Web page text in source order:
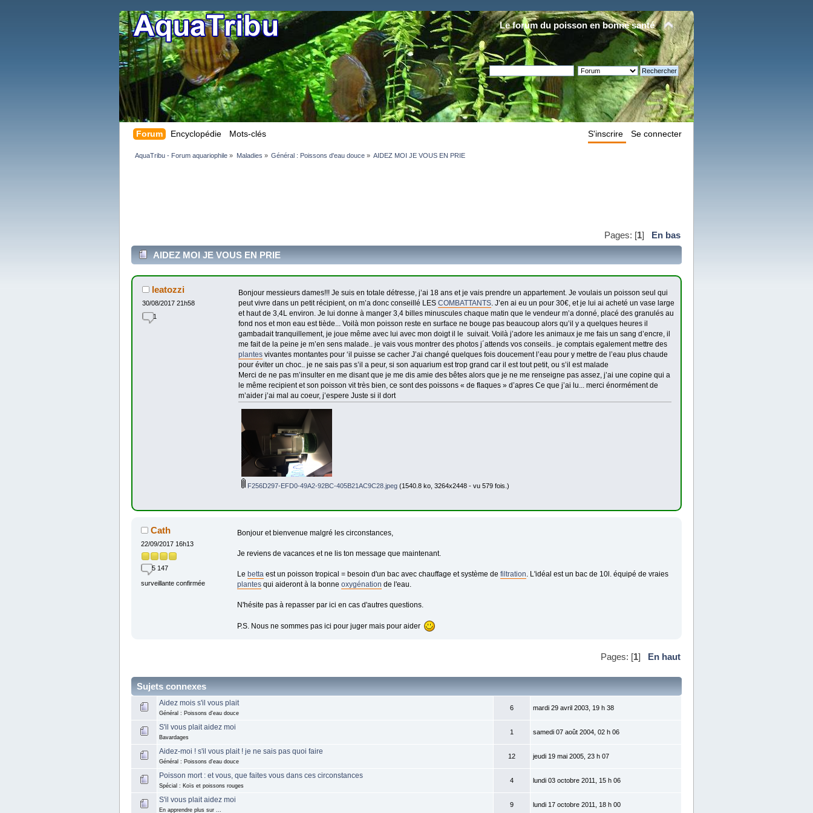
Le forum du poisson en bonne santé
Forum Encyclopédie Mots-clés Se connecter
S'inscrire
AquaTribu - Forum aquariophile » Maladies » Général : Poissons d'eau douce» AIDEZ MOI JE VOUS EN PRIE
Pages: [1] En bas
AIDEZ MOI JE VOUS EN PRIE
leatozzi
30/08/2017 21h58
1
Bonjour messieurs dames!!! Je suis en totale détresse, j’ai 18 ans et je vais prendre un appartement. Je voulais un poisson seul qui
peut vivre dans un petit récipient, on m’a donc conseillé LES COMBATTANTS. J’en ai eu un pour 30€, et je lui ai acheté un vase large
et haut de 3,4L environ. Je lui donne à manger 3,4 billes minuscules chaque matin que le vendeur m’a donné, placé des granulés au
fond nos et mon eau est tiède... Voilà mon poisson reste en surface ne bouge pas beaucoup alors qu’il y a quelques heures il
gambadait tranquillement, je joue même avec lui avec mon doigt il le suivait. Voilà j’adore les animaux je me fais un sang d’encre, il
me fait de la peine je m’en sens malade.. je vais vous montrer des photos j´attends vos conseils.. je comptais egalement mettre des
plantesvivantes montantes pour ‘il puisse se cacher J’ai changé quelques fois doucement l’eau pour y mettre de l’eau plus chaude
pour éviter un choc.. je ne sais pas s’il a peur, si son aquarium est trop grand car il est tout petit, ou s’il est malade
Merci de ne pas m’insulter en me disant que je me dis amie des bêtes alors que je ne me renseigne pas assez, j’ai une copine qui a
le même recipient et son poisson vit très bien, ce sont des poissons « de flaques » d’apres Ce que j’ai lu... merci énormément de
m’aider j’ai mal au coeur, j’espere Juste si il dort
F256D297-EFD0-49A2-92BC-405B21AC9C28.jpeg (1540.8 ko, 3264x2448 - vu 579 fois.)
Cath
22/09/2017 16h13
5 147
surveillante confirmée
Bonjour et bienvenue malgré les circonstances,
Je reviens de vacances et ne lis ton message que maintenant.
Le bettaest un poisson tropical = besoin d'un bac avec chauffage et système de filtration. L'idéal est un bac de 10l. équipé de vraies
plantesqui aideront à la bonne oxygénation de l'eau.
N'hésite pas à repasser par ici en cas d'autres questions.
P.S. Nous ne sommes pas ici pour juger mais pour aider
Pages: [1] En haut
Sujets connexes
Aidez mois s'il vous plait
Général : Poissons d'eau douce
6 mardi 29 avril 2003, 19 h 38
S'il vous plait aidez moi
Bavardages
1 samedi 07 août 2004, 02 h 06
Aidez-moi ! s'il vous plait ! je ne sais pas quoi faire
Général : Poissons d'eau douce
12 jeudi 19 mai 2005, 23 h 07
Poisson mort : et vous, que faites vous dans ces circonstances
Spécial : Koïs et poissons rouges
4 lundi 03 octobre 2011, 15 h 06
S'il vous plait aidez moi
En apprendre plus sur ...
9 lundi 17 octobre 2011, 18 h 00